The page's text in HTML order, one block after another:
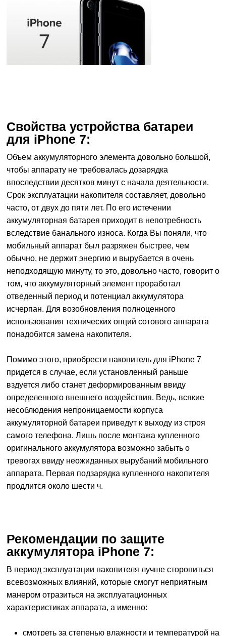
Свойства устройства батареи
для iPhone 7:
Объем аккумуляторного элемента довольно большой,
чтобы аппарату не требовалась дозарядка
впоследствии десятков минут с начала деятельности.
Срок эксплуатации накопителя составляет, довольно
часто, от двух до пяти лет. По его истечении
аккумуляторная батарея приходит в непотребность
вследствие банального износа. Когда Вы поняли, что
мобильный аппарат был разряжен быстрее, чем
обычно, не держит энергию и вырубается в очень
неподходящую минуту, то это, довольно часто, говорит о
том, что аккумуляторный элемент проработал
отведенный период и потенциал аккумулятора
исчерпан. Для возобновления полноценного
использования технических опций сотового аппарата
понадобится замена накопителя.
Помимо этого, приобрести накопитель для iPhone 7
придется в случае, если установленный раньше
вздуется либо станет деформированным ввиду
определенного внешнего воздействия. Ведь, всякие
несоблюдения непроницаемости корпуса
аккумуляторной батареи приведут к выходу из строя
самого телефона. Лишь после монтажа купленного
оригинального аккумулятора возможно забыть о
тревогах ввиду неожиданных вырубаний мобильного
аппарата. Первая подзарядка купленного накопителя
продлится около шести ч.
Рекомендации по защите
аккумулятора iPhone 7:
В период эксплуатации накопителя лучше сторониться
всевозможных влияний, которые смогут неприятным
манером отразиться на эксплуатационных
характеристиках аппарата, а именно:
смотреть за степенью влажности и температурой на